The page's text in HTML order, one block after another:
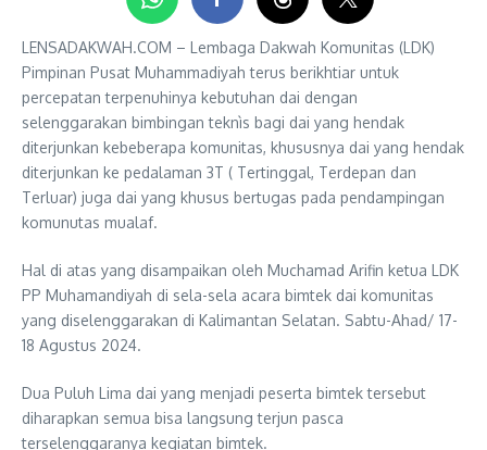
LENSADAKWAH.COM – Lembaga Dakwah Komunitas (LDK)
Pimpinan Pusat Muhammadiyah terus berikhtiar untuk
percepatan terpenuhinya kebutuhan dai dengan
selenggarakan bimbingan teknìs bagi dai yang hendak
diterjunkan kebeberapa komunitas, khususnya dai yang hendak
diterjunkan ke pedalaman 3T ( Tertinggal, Terdepan dan
Terluar) juga dai yang khusus bertugas pada pendampingan
komunutas mualaf.
Hal di atas yang disampaikan oleh Muchamad Arifin ketua LDK
PP Muhamandiyah di sela-sela acara bimtek dai komunitas
yang diselenggarakan di Kalimantan Selatan. Sabtu-Ahad/ 17-
18 Agustus 2024.
Dua Puluh Lima dai yang menjadi peserta bimtek tersebut
diharapkan semua bisa langsung terjun pasca
terselenggaranya kegiatan bimtek.